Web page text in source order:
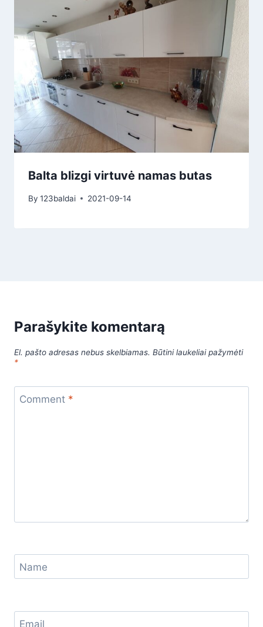
Balta blizgi virtuvė namas butas
By 123baldai 2021-09-14
Parašykite komentarą
El. pašto adresas nebus skelbiamas. Būtini laukeliai pažymėti
*
Comment *
Name
Email